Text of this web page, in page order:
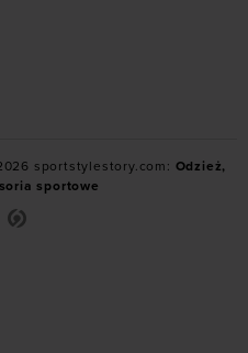
sportstylestory.com: Odzież,
sportowe